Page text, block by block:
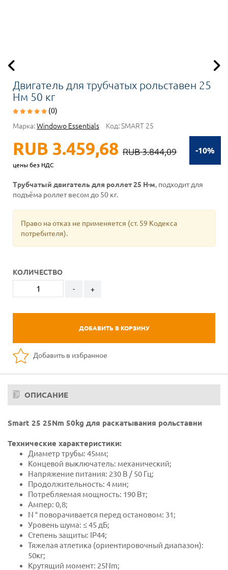
Двигатель для трубчатых рольставен 25
Нм 50 кг
(0)
Марка:Windowo Essentials Код:SMART 25
-10%
RUB 3.459,68 RUB 3.844,09
цены без НДС
Трубчатый двигатель для роллет 25 Н·м, подходит для
подъёма роллет весом до 50 кг.
Право на отказ не применяется (ст. 59 Кодекса
потребителя).
КОЛИЧЕСТВО
- +
ДОБАВИТЬ В КОРЗИНУ
Добавить в избранное
ОПИСАНИЕ
Smart 25 25Nm 50kg для раскатывания рольставни
Технические характеристики:
Диаметр трубы: 45мм;
Концевой выключатель: механический;
Напряжение питания: 230 В / 50 Гц;
Продолжительность: 4 мин;
Потребляемая мощность: 190 Вт;
Ампер: 0,8;
N ° поворачивается перед остановом: 31;
Уровень шума: ≤ 45 дБ;
Степень защиты: IP44;
Тяжелая атлетика (ориентировочный диапазон):
50кг;
Крутящий момент: 25Nm;